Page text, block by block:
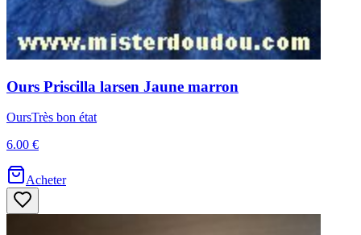
Ours Priscilla larsen Jaune marron
OursTrès bon état
6.00 €
Acheter